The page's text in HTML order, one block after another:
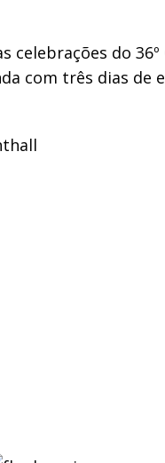
celebrações do
com três dias de